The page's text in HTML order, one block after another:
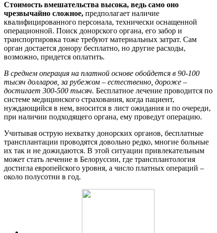
Стоимость вмешательства высока, ведь само оно
чрезвычайно сложное, предполагает наличие
квалифицированного персонала, технически оснащенной
операционной. Поиск донорского органа, его забор и
транспортировка тоже требуют материальных затрат. Сам
орган достается донору бесплатно, но другие расходы,
возможно, придется оплатить.
В среднем операция на платной основе обойдется в 90-100
тысяч долларов, за рубежом – естественно, дороже –
достигает 300-500 тысяч. Бесплатное лечение проводится по
системе медицинского страхования, когда пациент,
нуждающийся в нем, вносится в лист ожидания и по очереди,
при наличии подходящего органа, ему проведут операцию.
Учитывая острую нехватку донорских органов, бесплатные
трансплантации проводятся довольно редко, многие больные
их так и не дожидаются. В этой ситуации привлекательным
может стать лечение в Белоруссии, где трансплантология
достигла европейского уровня, а число платных операций –
около полусотни в год.